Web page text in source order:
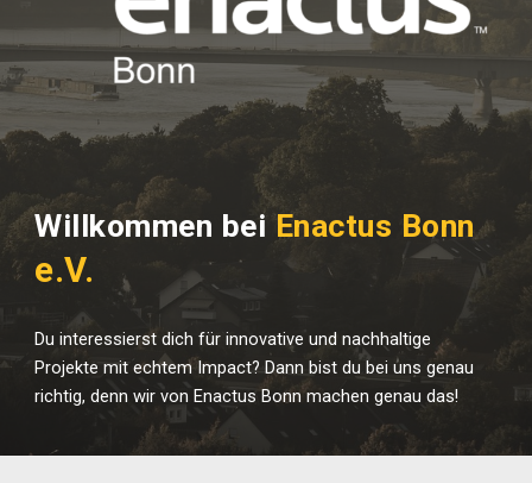
Willkommen beiEnactus Bonn
e.V.
Du interessierst dich für innovative und nachhaltige
Projekte mit echtem Impact? Dann bist du bei uns genau
richtig, denn wir von Enactus Bonn machen genau das!